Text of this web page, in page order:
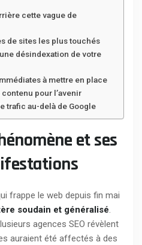
cette vague de
de sites les plus touchés
désindexation de votre
à mettre en place
pour l’avenir
trafic au-delà de Google
et ses
frappe le web depuis fin mai
soudain et généralisé.
agences SEO révèlent
auraient été affectés à des